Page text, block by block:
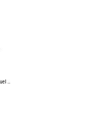
…